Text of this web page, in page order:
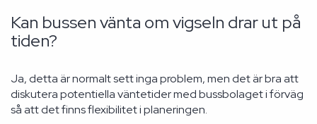
Kan bussen vänta om vigseln drar ut på
tiden?
Ja, detta är normalt sett inga problem, men det är bra att
diskutera potentiella väntetider med bussbolaget i förväg
så att det finns flexibilitet i planeringen.